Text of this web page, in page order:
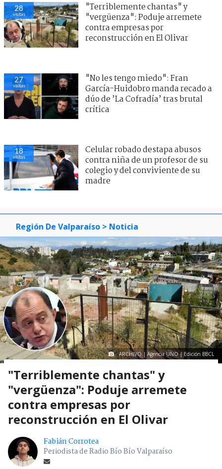
28
visitas
"Terriblemente chantas" y
"vergüenza": Poduje arremete
contra empresas por
reconstrucción en El Olivar
27
visitas
"No les tengo miedo": Fran
García-Huidobro manda recado a
dúo de ’La Cofradía’ tras brutal
crítica
18
visitas
Celular robado destapa abusos
contra niña de un profesor de su
colegio y del conviviente de su
madre
Región De Valparaíso > Noticia
ARCHIVO | Agencia UNO | Edición BBCL
"Terriblemente chantas" y
"vergüenza": Poduje arremete
contra empresas por
reconstrucción en El Olivar
Fabián Corrotea
Periodista de Radio Bío Bío Valparaíso